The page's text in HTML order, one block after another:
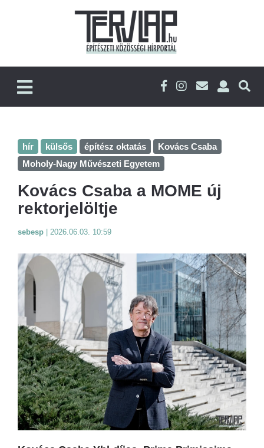
hír külsős építész oktatás
Kovács Csaba
Moholy-Nagy Művészeti Egyetem
Kovács Csaba a MOME új
rektorjelöltje
sebesp 2026.06.03. 10:59